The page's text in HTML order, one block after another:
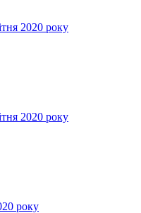
2020 року
2020 року
року